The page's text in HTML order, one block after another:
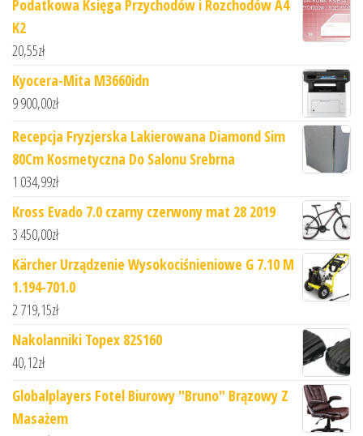
Podatkowa Księga Przychodów i Rozchodów A4
K2
20,55zł
Kyocera-Mita M3660idn
9 900,00zł
Recepcja Fryzjerska Lakierowana Diamond Sim
80Cm Kosmetyczna Do Salonu Srebrna
1 034,99zł
Kross Evado 7.0 czarny czerwony mat 28 2019
3 450,00zł
Kärcher Urządzenie Wysokociśnieniowe G 7.10 M
1.194-701.0
2 719,15zł
Nakolanniki Topex 82S160
40,12zł
Globalplayers Fotel Biurowy "Bruno" Brązowy Z
Masażem